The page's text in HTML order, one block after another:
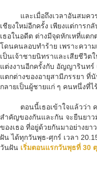
และเมื่อถึงเวลาอันสมควร
เชียงใหม่อีกครั้ง เพียงแต่การก
เธอในอดีต ต่างมีจุดหักเหที่แต
โดนคนลอบทําร้าย เพราะควา
เป็นเจ้าชายนิทราและเสียชีวิต
แต่งงานอีกครั้งกับ อัญญารินท
แตกต่างของอายุสามีภรรยา ที่
กลายเป็นผู้ชายแก่ ๆ คนหนึ่งที่ไ
ตอนนี้เธอเข้าใจแล้วว่า คว
สําคัญของกันและกัน จะยืนยา
ของเธอ ที่อยู่ด้วยกันมาอย่างย
ฝัน ได้ทุกวันพุธ-ศุกร์ เวลา
วันฝัน เริ่มตอนแรกวันพุธที่ 30